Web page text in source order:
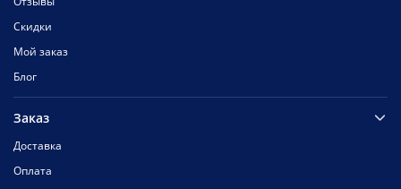
Скидки
Мой заказ
Блог
Заказ
Доставка
Оплата